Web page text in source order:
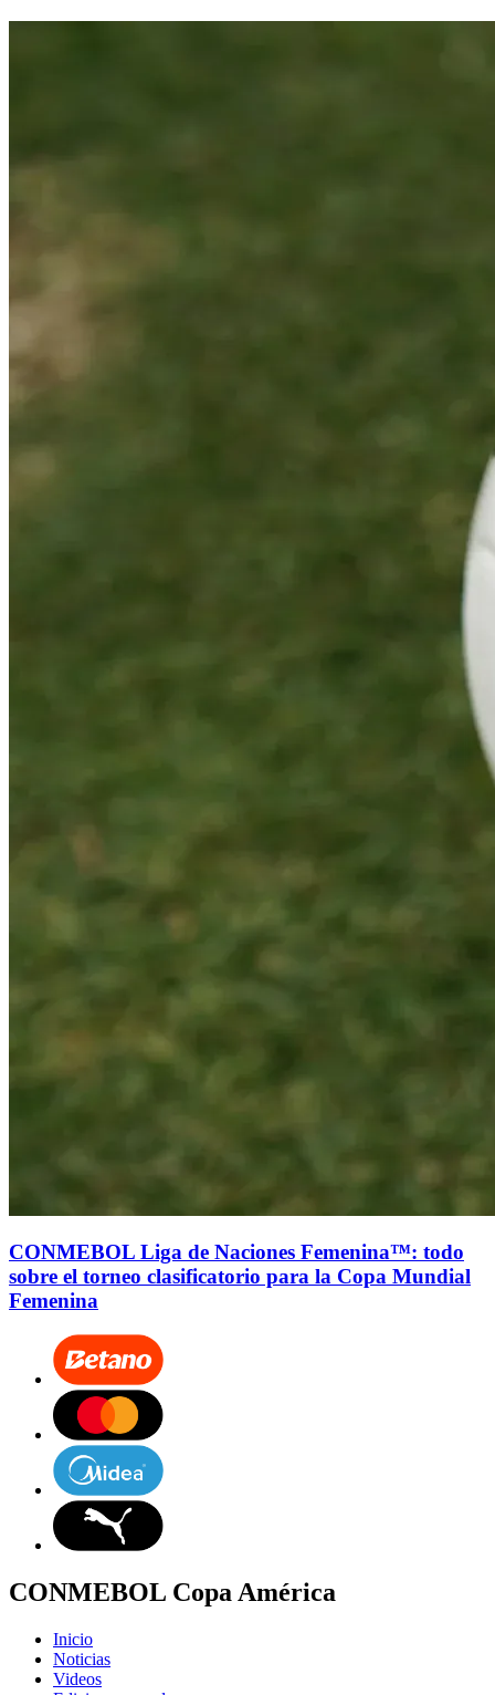
CONMEBOL Liga de Naciones Femenina™: todo
sobre el torneo clasificatorio para la Copa Mundial
Femenina
CONMEBOL Copa América
Inicio
Noticias
Videos